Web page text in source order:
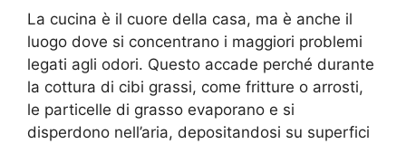
La cucina è il cuore della casa, ma è anche il
luogo dove si concentrano i maggiori problemi
legati agli odori. Questo accade perché durante
la cottura di cibi grassi, come fritture o arrosti,
le particelle di grasso evaporano e si
disperdono nell’aria, depositandosi su superfici